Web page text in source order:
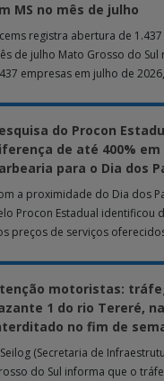
MS no mês de julho
registra abertura de
de julho Mato Grosso do
empresas em julho de
do Procon
de até 400%
para o Dia dos
a proximidade do Dia dos
Procon Estadual identificou
preços de serviços
motoristas:
1 do rio Tereré,
no fim de
(Secretaria de
do Sul informa que o